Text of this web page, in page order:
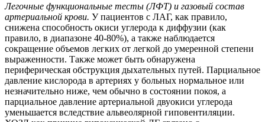
Легочные функциональные тесты (ЛФТ) и газовый состав
артериальной крови. У пациентов с ЛАГ, как правило,
снижена способность окиси углерода к диффузии (как
правило, в диапазоне 40-80%), а также наблюдается
сокращение объемов легких от легкой до умеренной степени
выраженности. Также может быть обнаружена
периферическая обструкция дыхательных путей. Парциальное
давление кислорода в артериях у больных нормальное или
незначительно ниже, чем обычно в состоянии покоя, а
парциальное давление артериальной двуокиси углерода
уменьшается вследствие альвеолярной гиповентиляции.